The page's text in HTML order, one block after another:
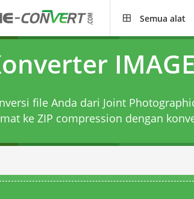
Semua alat
file Anda dari Joint
ke ZIP compression dengan